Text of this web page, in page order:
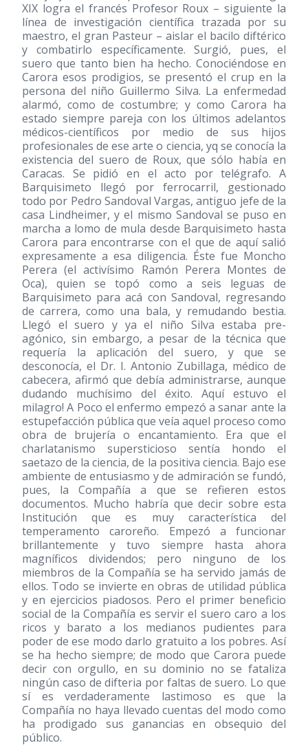
XIX logra el francés Profesor Roux – siguiente la
línea de investigación científica trazada por su
maestro, el gran Pasteur – aislar el bacilo diftérico
y combatirlo específicamente. Surgió, pues, el
suero que tanto bien ha hecho. Conociéndose en
Carora esos prodigios, se presentó el crup en la
persona del niño Guillermo Silva. La enfermedad
alarmó, como de costumbre; y como Carora ha
estado siempre pareja con los últimos adelantos
médicos-científicos por medio de sus hijos
profesionales de ese arte o ciencia, yq se conocía la
existencia del suero de Roux, que sólo había en
Caracas. Se pidió en el acto por telégrafo. A
Barquisimeto llegó por ferrocarril, gestionado
todo por Pedro Sandoval Vargas, antiguo jefe de la
casa Lindheimer, y el mismo Sandoval se puso en
marcha a lomo de mula desde Barquisimeto hasta
Carora para encontrarse con el que de aquí salió
expresamente a esa diligencia. Éste fue Moncho
Perera (el activísimo Ramón Perera Montes de
Oca), quien se topó como a seis leguas de
Barquisimeto para acá con Sandoval, regresando
de carrera, como una bala, y remudando bestia.
Llegó el suero y ya el niño Silva estaba pre-
agónico, sin embargo, a pesar de la técnica que
requería la aplicación del suero, y que se
desconocía, el Dr. I. Antonio Zubillaga, médico de
cabecera, afirmó que debía administrarse, aunque
dudando muchísimo del éxito. Aquí estuvo el
milagro! A Poco el enfermo empezó a sanar ante la
estupefacción pública que veía aquel proceso como
obra de brujería o encantamiento. Era que el
charlatanismo supersticioso sentía hondo el
saetazo de la ciencia, de la positiva ciencia. Bajo ese
ambiente de entusiasmo y de admiración se fundó,
pues, la Compañía a que se refieren estos
documentos. Mucho habría que decir sobre esta
Institución que es muy característica del
temperamento caroreño. Empezó a funcionar
brillantemente y tuvo siempre hasta ahora
magníficos dividendos; pero ninguno de los
miembros de la Compañía se ha servido jamás de
ellos. Todo se invierte en obras de utilidad pública
y en ejercicios piadosos. Pero el primer beneficio
social de la Compañía es servir el suero caro a los
ricos y barato a los medianos pudientes para
poder de ese modo darlo gratuito a los pobres. Así
se ha hecho siempre; de modo que Carora puede
decir con orgullo, en su dominio no se fataliza
ningún caso de difteria por faltas de suero. Lo que
sí es verdaderamente lastimoso es que la
Compañía no haya llevado cuentas del modo como
ha prodigado sus ganancias en obsequio del
público.